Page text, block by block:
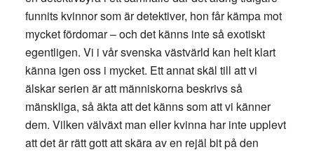
funnits kvinnor som är detektiver, hon får kämpa mot
mycket fördomar – och det känns inte så exotiskt
egentligen. Vi i vår svenska västvärld kan helt klart
känna igen oss i mycket. Ett annat skäl till att vi
älskar serien är att människorna beskrivs så
mänskliga, så äkta att det känns som att vi känner
dem. Vilken välväxt man eller kvinna har inte upplevt
att det är rätt gott att skära av en rejäl bit på den